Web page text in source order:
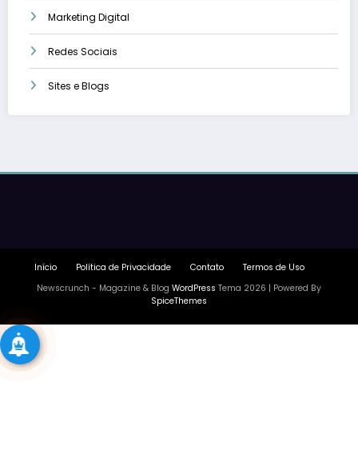
Marketing Digital
Redes Sociais
Sites e Blogs
Início Política de Privacidade Contato
Termos de Uso
Newscrunch - Magazine & Blog WordPress Tema 2026 | Powered By
SpiceThemes